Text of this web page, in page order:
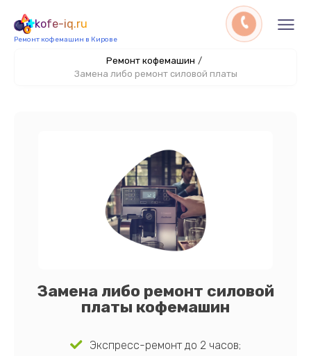
kofe-iq.ru
Ремонт кофемашин в Кирове
Ремонт кофемашин /
Замена либо ремонт силовой платы
Замена либо ремонт силовой
платы кофемашин
Экспресс-ремонт до 2 часов;